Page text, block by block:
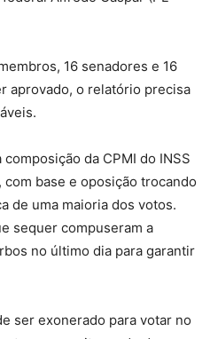
16 senadores e 16
aprovado, o relatório precisa
da CPMI do INSS
base e oposição trocando
de uma maioria dos votos.
sequer compuseram a
no último dia para garantir
ser exonerado para votar no